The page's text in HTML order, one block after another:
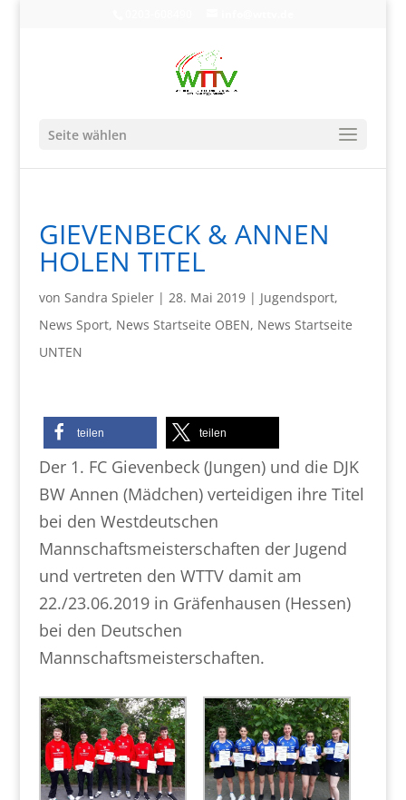
Seite wählen
GIEVENBECK & ANNEN
HOLEN TITEL
von Sandra Spieler| 28. Mai 2019| Jugendsport,
News Sport, News Startseite OBEN, News Startseite
UNTEN
teilen teilen
Der 1. FC Gievenbeck (Jungen) und die DJK
BW Annen (Mädchen) verteidigen ihre Titel
bei den Westdeutschen
Mannschaftsmeisterschaften der Jugend
und vertreten den WTTV damit am
22./23.06.2019 in Gräfenhausen (Hessen)
bei den Deutschen
Mannschaftsmeisterschaften.